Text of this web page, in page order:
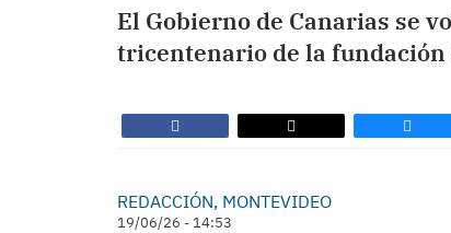
El Gobierno de Canarias se
tricentenario de la
REDACCIÓN, MONTEVIDEO
19/06/26 - 14:53